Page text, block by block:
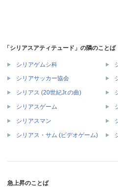
「シリアスアティテュード」の隣のことば
シリアゲムシ科
シリアサッカー協会
シリアス (20世紀Jr.の曲)
シリアスゲーム
シリアスマン
シリアス・サム (ビデオゲーム)
急上昇のことば